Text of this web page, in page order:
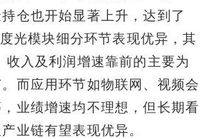
仓也开始显著上升，达到了
光模块细分环节表现优异，其
收入及利润增速靠前的主要为
而应用环节如物联网、视频会
业绩增速均不理想，但长期看
业链有望表现优异。